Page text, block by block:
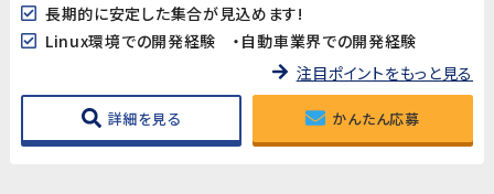
長期的に安定した集合が見込めます!
Linux環境での開発経験 ・自動車業界での開発経験
注目ポイントをもっと見る
詳細を見る かんたん応募